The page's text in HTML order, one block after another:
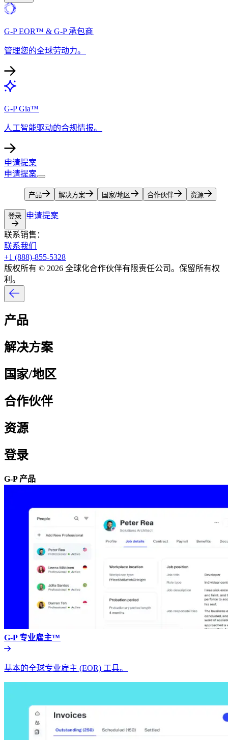
G-P EOR™ & G-P 承包商​​
管理您的全球劳动力。​​
G-P Gia™​​
人工智能驱动的合规情报。​​
申请提案​​
申请提案​​
产品​​ 解决方案​​ 国家/地区​​ 合作伙伴​​ 资源​​
登录​​ 申请提案​​
联系销售：​​
联系我们​​
+1 (888)-855-5328​​
版权所有 © 2026 全球化合作伙伴有限责任公司。保留所有权
利。​​
产品​​
解决方案​​
国家/地区​​
合作伙伴​​
资源​​
登录​​
G-P 产品​​
G-P 专业雇主™​​
基本的全球专业雇主 (EOR) 工具。​​